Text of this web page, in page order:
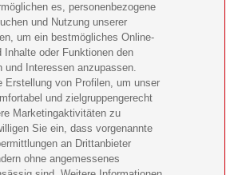
verschenken
Geschenkabo verschenken
verschenken
verschenken
verschenken
es, personenbezogene
und Nutzung unserer
um ein bestmögliches Online-
Inhalte oder Funktionen den
und Interessen anzupassen.
Erstellung von Profilen, um unser
und zielgruppengerecht
Marketingaktivitäten zu
Sie ein, dass vorgenannte
an Drittanbieter
ohne angemessenes